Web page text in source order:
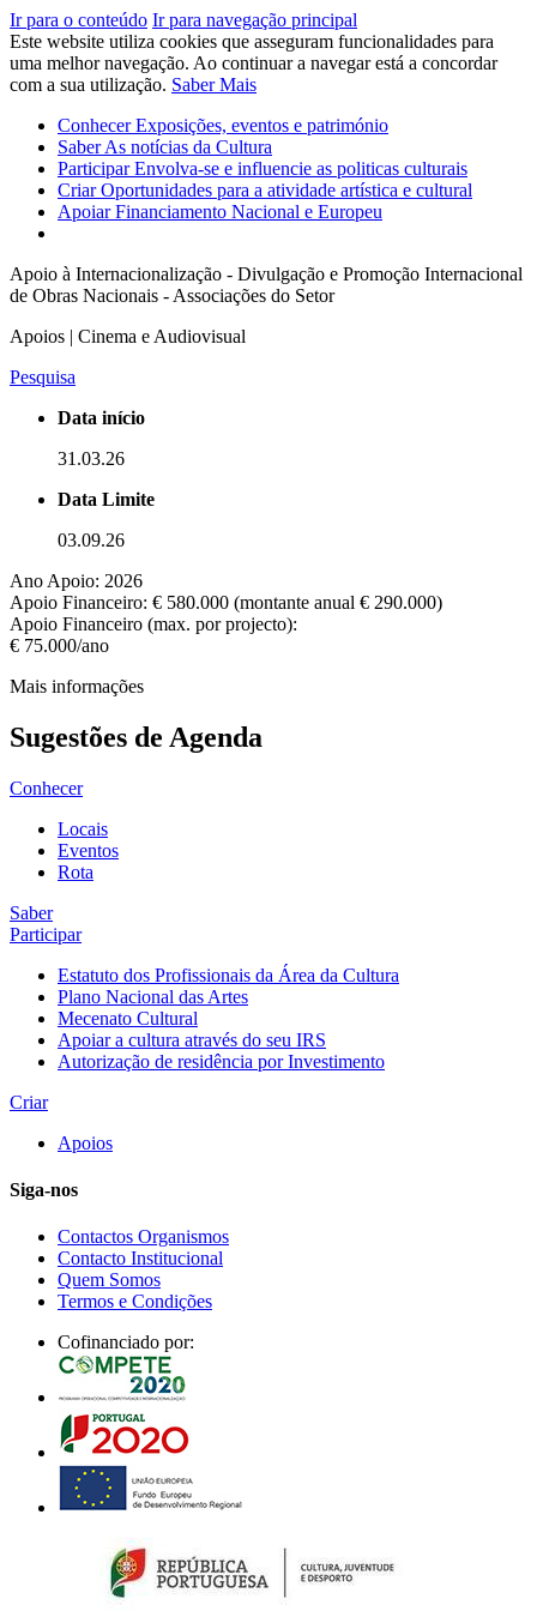
Ir para o conteúdo Ir para navegação principal
Este website utiliza cookies que asseguram funcionalidades para
uma melhor navegação. Ao continuar a navegar está a concordar
com a sua utilização. Saber Mais
ConhecerExposições, eventos e património
SaberAs notícias da Cultura
ParticiparEnvolva-se e influencie as politicas culturais
CriarOportunidades para a atividade artística e cultural
ApoiarFinanciamento Nacional e Europeu
Apoio à Internacionalização - Divulgação e Promoção Internacional
de Obras Nacionais - Associações do Setor
Apoios | Cinema e Audiovisual
Pesquisa
Data início
31.03.26
Data Limite
03.09.26
Ano Apoio: 2026
Apoio Financeiro: € 580.000 (montante anual € 290.000)
Apoio Financeiro (max. por projecto):
€ 75.000/ano
Mais informações
Sugestões de Agenda
Conhecer
Locais
Eventos
Rota
Saber
Participar
Estatuto dos Profissionais da Área da Cultura
Plano Nacional das Artes
Mecenato Cultural
Apoiar a cultura através do seu IRS
Autorização de residência por Investimento
Criar
Apoios
Siga-nos
Contactos Organismos
Contacto Institucional
Quem Somos
Termos e Condições
Cofinanciado por: